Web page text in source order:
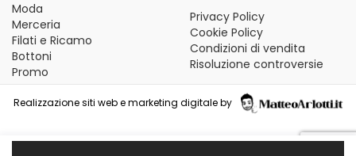
Moda
Merceria
Filati e Ricamo
Bottoni
Promo
Privacy Policy
Cookie Policy
Condizioni di vendita
Risoluzione controversie
Realizzazione siti web e marketing digitale by